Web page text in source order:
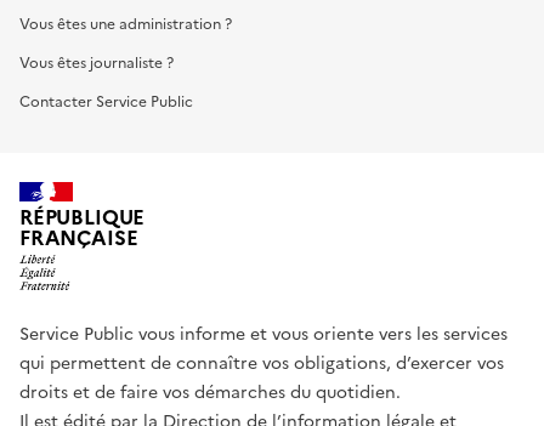
Vous êtes une administration ?
Vous êtes journaliste ?
Contacter Service Public
RÉPUBLIQUE
FRANÇAISE
Service Public vous informe et vous oriente vers les services
qui permettent de connaître vos obligations, d’exercer vos
droits et de faire vos démarches du quotidien.